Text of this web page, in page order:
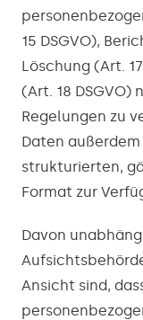
15 DSGVO),
Löschung (Art.
(Art. 18 DSGVO)
Regelungen zu
Daten
strukturierten,
Format zur
Davon
Ansicht sind,